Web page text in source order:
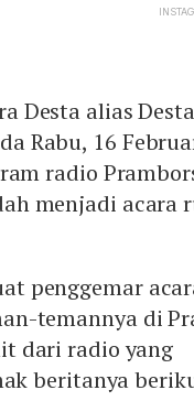
Desta alias
Rabu, 16
radio
menjadi acara
penggemar
temannya di
dari radio yang
beritanya